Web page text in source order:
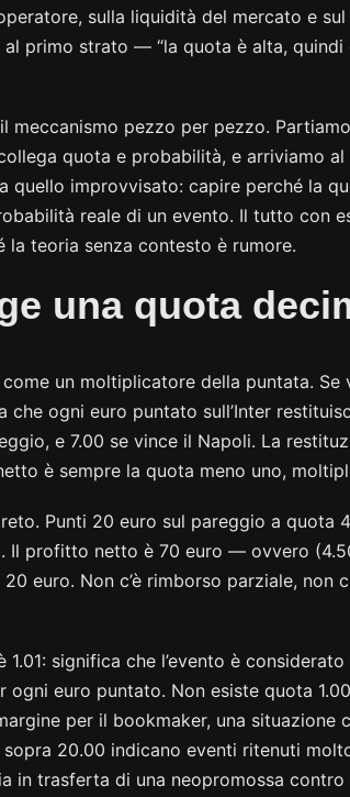
sulla liquidità del mercato e
primo strato — “la quota è alta,
meccanismo pezzo per pezzo.
quota e probabilità, e arriviamo
quello improvvisato: capire perché la
reale di un evento. Il tutto con
la teoria senza contesto è rumore.
una quota
un moltiplicatore della puntata. Se
che ogni euro puntato sull’Inter
e 7.00 se vince il Napoli. La
è sempre la quota meno uno,
Punti 20 euro sul pareggio a quota
Il profitto netto è 70 euro — ovvero
euro. Non c’è rimborso parziale, non
1.01: significa che l’evento è
euro puntato. Non esiste quota
per il bookmaker, una situazione
sopra 20.00 indicano eventi ritenuti
in trasferta di una neopromossa